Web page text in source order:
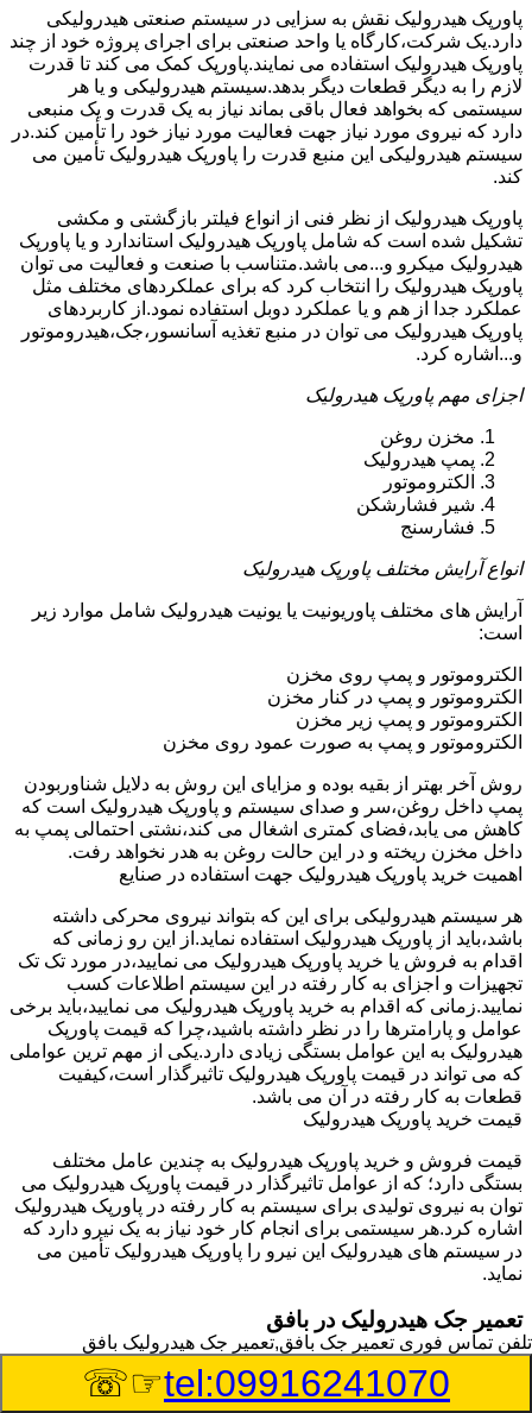
پاورپک هیدرولیک نقش به سزایی در سیستم صنعتی هیدرولیکی
دارد.یک شرکت،کارگاه یا واحد صنعتی برای اجرای پروژه خود از چند
پاورپک هیدرولیک استفاده می نمایند.پاورپک کمک می کند تا قدرت
لازم را به دیگر قطعات دیگر بدهد.سیستم هیدرولیکی و یا هر
سیستمی که بخواهد فعال باقی بماند نیاز به یک قدرت و یک منبعی
دارد که نیروی مورد نیاز جهت فعالیت مورد نیاز خود را تأمین کند.در
سیستم هیدرولیکی این منبع قدرت را پاورپک هیدرولیک تأمین می
کند.
پاورپک هیدرولیک از نظر فنی از انواع فیلتر بازگشتی و مکشی
تشکیل شده است که شامل پاورپک هیدرولیک استاندارد و یا پاورپک
هیدرولیک میکرو و...می باشد.متناسب با صنعت و فعالیت می توان
پاورپک هیدرولیک را انتخاب کرد که برای عملکردهای مختلف مثل
عملکرد جدا از هم و یا عملکرد دوبل استفاده نمود.از کاربردهای
پاورپک هیدرولیک می توان در منبع تغذیه آسانسور،جک،هیدروموتور
و...اشاره کرد.
اجزای مهم پاورپک هیدرولیک
مخزن روغن
پمپ هیدرولیک
الکتروموتور
شیر فشارشکن
فشارسنج
انواع آرایش مختلف پاورپک هیدرولیک
آرایش های مختلف پاوریونیت یا یونیت هیدرولیک شامل موارد زیر
است:
الکتروموتور و پمپ روی مخزن
الکتروموتور و پمپ در کنار مخزن
الکتروموتور و پمپ زیر مخزن
الکتروموتور و پمپ به صورت عمود روی مخزن
روش آخر بهتر از بقیه بوده و مزایای این روش به دلایل شناوربودن
پمپ داخل روغن،سر و صدای سیستم و پاورپک هیدرولیک است که
کاهش می یابد،فضای کمتری اشغال می کند،نشتی احتمالی پمپ به
داخل مخزن ریخته و در این حالت روغن به هدر نخواهد رفت.
اهمیت خرید پاورپک هیدرولیک جهت استفاده در صنایع
هر سیستم هیدرولیکی برای این که بتواند نیروی محرکی داشته
باشد،باید از پاورپک هیدرولیک استفاده نماید.از این رو زمانی که
اقدام به فروش یا خرید پاورپک هیدرولیک می نمایید،در مورد تک تک
تجهیزات و اجزای به کار رفته در این سیستم اطلاعات کسب
نمایید.زمانی که اقدام به خرید پاورپک هیدرولیک می نمایید،باید برخی
عوامل و پارامترها را در نظر داشته باشید،چرا که قیمت پاورپک
هیدرولیک به این عوامل بستگی زیادی دارد.یکی از مهم ترین عواملی
که می تواند در قیمت پاورپک هیدرولیک تاثیرگذار است،کیفیت
قطعات به کار رفته در آن می باشد.
قیمت خرید پاورپک هیدرولیک
قیمت فروش و خرید پاورپک هیدرولیک به چندین عامل مختلف
بستگی دارد؛ که از عوامل تاثیرگذار در قیمت پاورپک هیدرولیک می
توان به نیروی تولیدی برای سیستم به کار رفته در پاورپک هیدرولیک
اشاره کرد.هر سیستمی برای انجام کار خود نیاز به یک نیرو دارد که
در سیستم های هیدرولیک این نیرو را پاورپک هیدرولیک تأمین می
نماید.
تعمیر جک هیدرولیک در بافق
وسیله‎ای که با عملکرد خود موجب بلند شدن اهرم و یا وزن سنگین
در یک قسمت می گردد را جک هیدرولیک می نامند.جک هیدرولیک
تلفن تماس فوری تعمیر جک بافق,تعمیر جک هیدرولیک بافق
tel:09916241070
☞☏